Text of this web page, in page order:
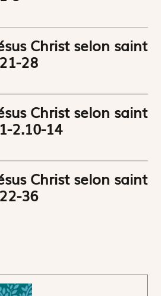
Christ selon saint
28
Christ selon saint
2.10-14
Christ selon saint
36